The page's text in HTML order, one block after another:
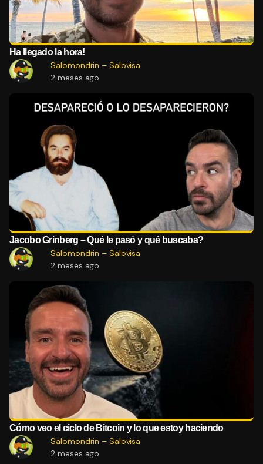
Ha llegado la hora!
Salomondrin – Salovisa
2 meses ago
Jacobo Grinberg – Qué le pasó y qué buscaba?
Salomondrin – Salovisa
2 meses ago
Cómo veo el ciclo de Bitcoin y lo que estoy haciendo
Salomondrin – Salovisa
2 meses ago